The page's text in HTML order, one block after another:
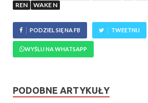
REN
WAKE N
PODZIEL SIĘ NA FB TWEETNIJ
WYŚLIJ NA WHATSAPP
PODOBNE ARTYKUŁY